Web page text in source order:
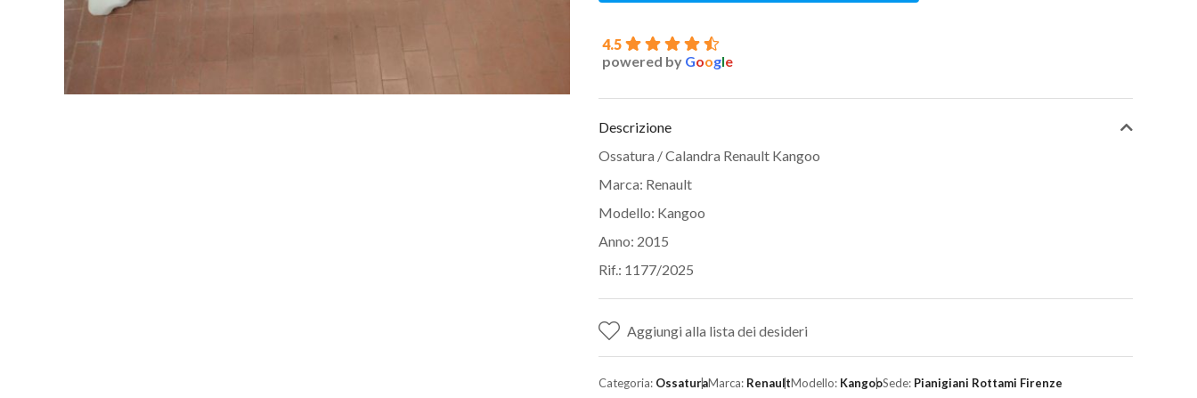
4.5
powered by Google
Descrizione
Ossatura / Calandra Renault Kangoo
Marca: Renault
Modello: Kangoo
Anno: 2015
Rif.: 1177/2025
Aggiungi alla lista dei desideri
Categoria: OssaturaMarca: RenaultModello: KangooSede: Pianigiani Rottami Firenze